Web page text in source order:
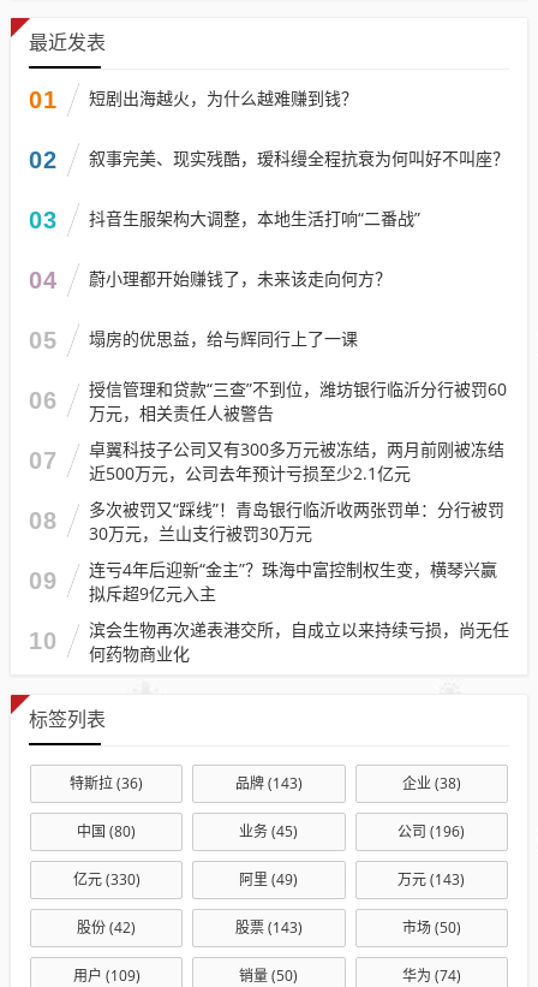
最近发表
01 短剧出海越火，为什么越难赚到钱？
02 叙事完美、现实残酷，瑷科缦全程抗衰为何叫好不叫座？
03 抖音生服架构大调整，本地生活打响“二番战”
04 蔚小理都开始赚钱了，未来该走向何方？
05 塌房的优思益，给与辉同行上了一课
06
授信管理和贷款“三查”不到位，潍坊银行临沂分行被罚60
万元，相关责任人被警告
07
卓翼科技子公司又有300多万元被冻结，两月前刚被冻结
近500万元，公司去年预计亏损至少2.1亿元
08
多次被罚又“踩线”！青岛银行临沂收两张罚单：分行被罚
30万元，兰山支行被罚30万元
09
连亏4年后迎新“金主”？珠海中富控制权生变，横琴兴赢
拟斥超9亿元入主
10
滨会生物再次递表港交所，自成立以来持续亏损，尚无任
何药物商业化
标签列表
特斯拉(36) 品牌(143) 企业(38)
中国 (80) 业务(45) 公司 (196)
亿元(330) 阿里 (49) 万元(143)
股份(42) 股票(143) 市场(50)
用户 (109) 销量(50) 华为 (74)